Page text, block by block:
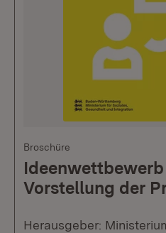
Broschüre
Vorstellung der
Herausgeber: